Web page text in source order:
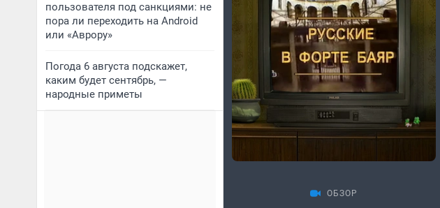
пользователя под санкциями: не
пора ли переходить на Android
или «Аврору»
Погода 6 августа подскажет,
каким будет сентябрь, —
народные приметы
ОБЗОР